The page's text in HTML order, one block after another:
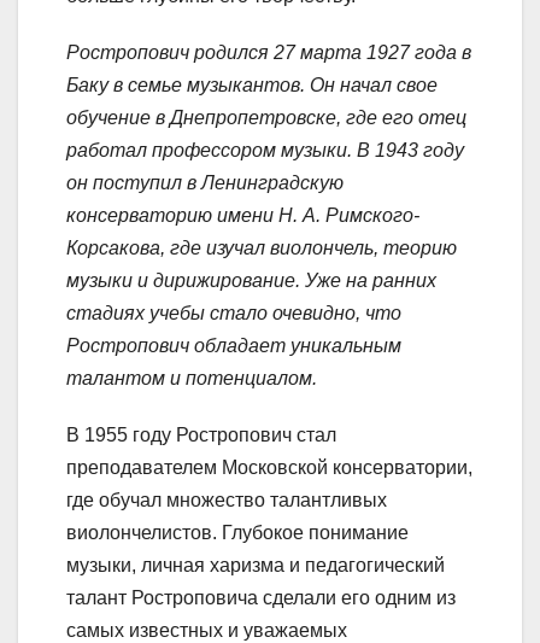
Ростропович родился 27 марта 1927 года в
Баку в семье музыкантов. Он начал свое
обучение в Днепропетровске, где его отец
работал профессором музыки. В 1943 году
он поступил в Ленинградскую
консерваторию имени Н. А. Римского-
Корсакова, где изучал виолончель, теорию
музыки и дирижирование. Уже на ранних
стадиях учебы стало очевидно, что
Ростропович обладает уникальным
талантом и потенциалом.
В 1955 году Ростропович стал
преподавателем Московской консерватории,
где обучал множество талантливых
виолончелистов. Глубокое понимание
музыки, личная харизма и педагогический
талант Ростроповича сделали его одним из
самых известных и уважаемых